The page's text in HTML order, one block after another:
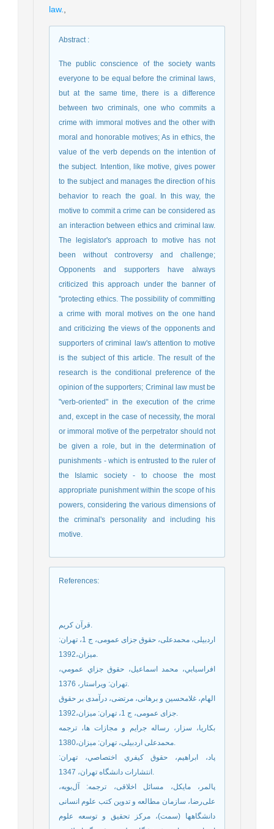
law.
Abstract:
The public conscience of the society wants
everyone to be equal before the criminal laws,
but at the same time, there is a difference
between two criminals, one who commits a
crime with immoral motives and the other with
moral and honorable motives; As in ethics, the
value of the verb depends on the intention of
the subject. Intention, like motive, gives power
to the subject and manages the direction of his
behavior to reach the goal. In this way, the
motive to commit a crime can be considered as
an interaction between ethics and criminal law.
The legislator's approach to motive has not
been without controversy and challenge;
Opponents and supporters have always
criticized this approach under the banner of
"protecting ethics. The possibility of committing
a crime with moral motives on the one hand
and criticizing the views of the opponents and
supporters of criminal law's attention to motive
is the subject of this article. The result of the
research is the conditional preference of the
opinion of the supporters; Criminal law must be
"verb-oriented" in the execution of the crime
and, except in the case of necessity, the moral
or immoral motive of the perpetrator should not
be given a role, but in the determination of
punishments - which is entrusted to the ruler of
the Islamic society - to choose the most
appropriate punishment within the scope of his
powers, considering the various dimensions of
the criminal's personality and including his
motive.
References:
قرآن کریم.
اردبیلی، محمدعلی، حقوق جزای عمومی، ج 1، تهران:
میزان،1392.
افراسيابي، محمد اسماعيل، حقوق جزاي عمومي،
تهران: ویراستار، 1376.
الهام، غلامحسین و برهانی، مرتضی، درآمدی بر حقوق
جزای عمومی، ج 1، تهران: میزان،1392.
بکاریا، سزار، رساله جرایم و مجازات ها، ترجمه
محمدعلی اردبیلی، تهران: میزان،1380.
پاد، ابراهيم، حقوق كيفري اختصاصي، تهران:
انتشارات دانشگاه تهران، 1347.
پالمر، مایکل، مسائل اخلاقی، ترجمه: آل‌بویه،
علی‌رضا، سازمان مطالعه و تدوین کتب علوم انسانی
دانشگاهها (سمت)، مرکز تحقیق و توسعه علوم